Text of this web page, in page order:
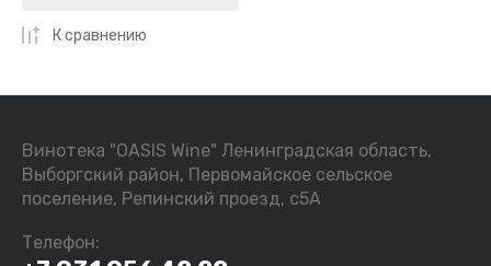
К сравнению
Винотека "OASIS Wine" Ленинградская область,
Выборгский район, Первомайское сельское
поселение, Репинский проезд, с5А
Телефон: